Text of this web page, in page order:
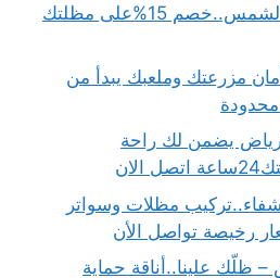
مثالية 100%من أشعة الشمس..خصم 15%على مظلتك
مزرعتك وملعبك يبدأ من
يضمن لك راحة
مظلات وسواتر
رخيصة تواصل الأن
ظلّك علينا..أناقة حماية